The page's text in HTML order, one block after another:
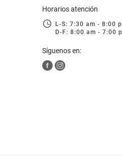
Horarios atención
L-S: 7:30 am - 8:00
D-F: 8:00 am - 7:00
Síguenos en: